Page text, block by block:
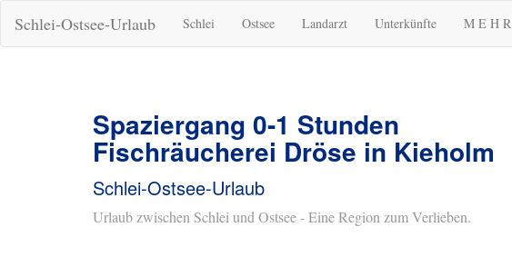
Schlei-Ostsee-Urlaub Schlei Ostsee Landarzt Unterkünfte M E H R
Spaziergang 0-1 Stunden
Fischräucherei Dröse in Kieholm
Schlei-Ostsee-Urlaub
Urlaub zwischen Schlei und Ostsee - Eine Region zum Verlieben.